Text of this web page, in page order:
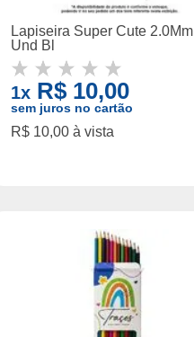
Lapiseira Super Cute 2.0Mm
Und Bl
1xR$ 10,00
sem juros no cartão
R$ 10,00 à vista